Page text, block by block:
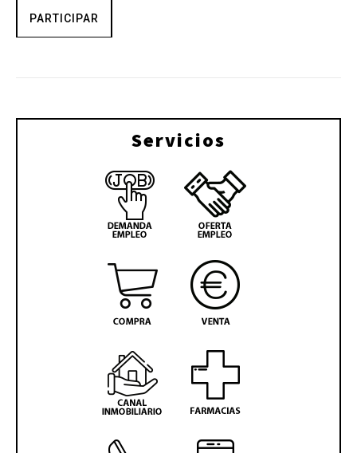
PARTICIPAR
Servicios